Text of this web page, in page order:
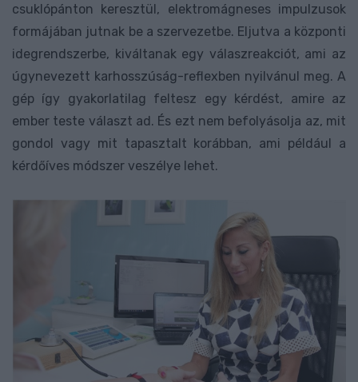
csuklópánton keresztül, elektromágneses impulzusok
formájában jutnak be a szervezetbe. Eljutva a központi
idegrendszerbe, kiváltanak egy válaszreakciót, ami az
úgynevezett karhosszúság-reflexben nyilvánul meg. A
gép így gyakorlatilag feltesz egy kérdést, amire az
ember teste választ ad. És ezt nem befolyásolja az, mit
gondol vagy mit tapasztalt korábban, ami például a
kérdőíves módszer veszélye lehet.